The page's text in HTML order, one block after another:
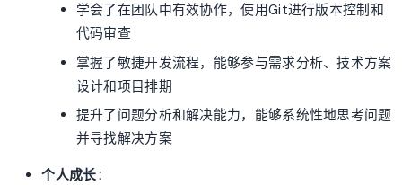
学会了在团队中有效协作，使用Git进行版本控制和
代码审查
掌握了敏捷开发流程，能够参与需求分析、技术方案
设计和项目排期
提升了问题分析和解决能力，能够系统性地思考问题
并寻找解决方案
个人成长：